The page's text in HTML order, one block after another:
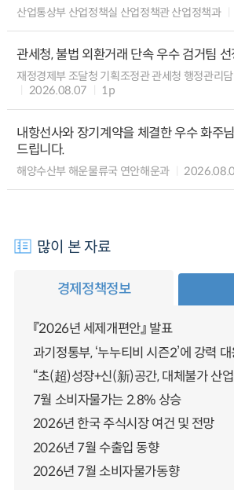
산업통상부 산업정책실 산업정책관 산업정책과
관세청, 불법 외환거래 단속 우수 검거팀
재정경제부 조달청 기획조정관 관세청 행정관리
2026.08.07
1p
내항선사와 장기계약을 체결한 우수 화주
드립니다.
해양수산부 해운물류국 연안해운과
많이 본 자료
경제정책정보
『2026년 세제개편안』 발표
과기정통부, ‘누누티비 시즌2’에 강력
“초(超)성장+신(新)공간, 대체불가 산
7월 소비자물가는 2.8% 상승
2026년 한국 주식시장 여건 및 전망
2026년 7월 수출입 동향
2026년 7월 소비자물가동향